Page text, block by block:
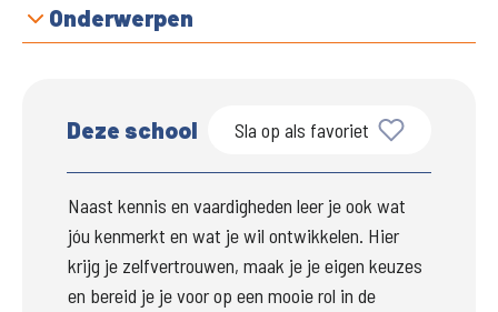
Onderwerpen
Deze school Sla op als favoriet
Naast kennis en vaardigheden leer je ook wat
jóu kenmerkt en wat je wil ontwikkelen. Hier
krijg je zelfvertrouwen, maak je je eigen keuzes
en bereid je je voor op een mooie rol in de